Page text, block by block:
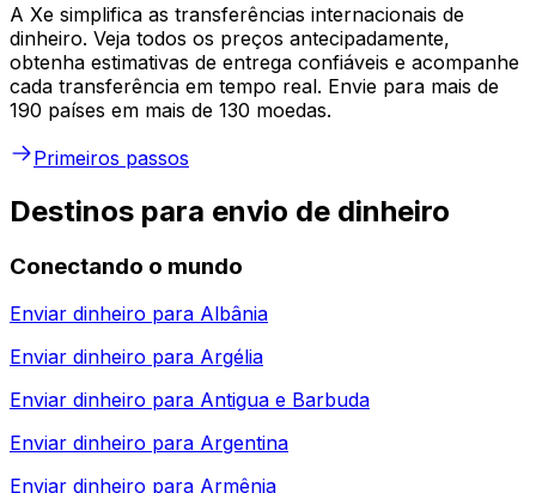
A Xe simplifica as transferências internacionais de
dinheiro. Veja todos os preços antecipadamente,
obtenha estimativas de entrega confiáveis e acompanhe
cada transferência em tempo real. Envie para mais de
190 países em mais de 130 moedas.
Primeiros passos
Destinos para envio de dinheiro
Conectando o mundo
Enviar dinheiro para Albânia
Enviar dinheiro para Argélia
Enviar dinheiro para Antigua e Barbuda
Enviar dinheiro para Argentina
Enviar dinheiro para Armênia